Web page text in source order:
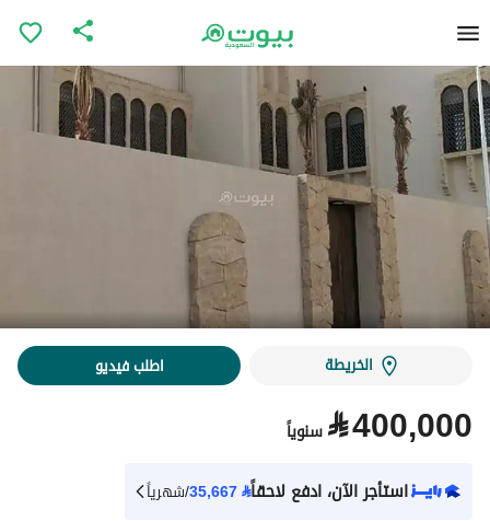
الخريطة اطلب فيديو
⃁400,000 سنوياً
استأجر الآن، ادفع لاحقاً⃁
35,667/شهرياً